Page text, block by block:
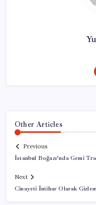
Other Articles
Previous
İstanbul Boğazı’nda Gemi
Next
Cinayeti İntihar Olarak